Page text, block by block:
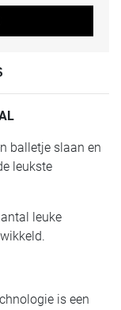
balletje slaan en
leukste
leuke
is een